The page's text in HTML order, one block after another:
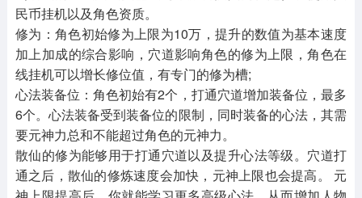
民币挂机以及角色资质。
修为：角色初始修为上限为10万，提升的数值为基本速度
加上加成的综合影响，穴道影响角色的修为上限，角色在
线挂机可以增长修位值，有专门的修为槽;
心法装备位：角色初始有2个，打通穴道增加装备位，最多
6个。心法装备受到装备位的限制，同时装备的心法，其需
要元神力总和不能超过角色的元神力。
散仙的修为能够用于打通穴道以及提升心法等级。穴道打
通之后，散仙的修炼速度会加快，元神上限也会提高。 元